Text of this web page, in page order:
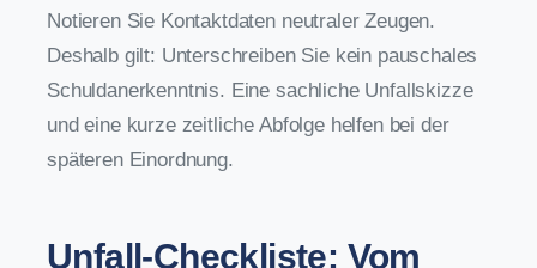
Notieren Sie Kontaktdaten neutraler Zeugen.
Deshalb gilt: Unterschreiben Sie kein pauschales
Schuldanerkenntnis. Eine sachliche Unfallskizze
und eine kurze zeitliche Abfolge helfen bei der
späteren Einordnung.
Unfall-Checkliste: Vom